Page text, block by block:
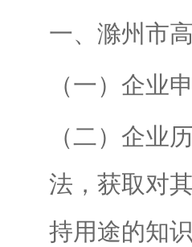
一、滁州市
（一）企业
（二）企业
法，获取对
持用途的知